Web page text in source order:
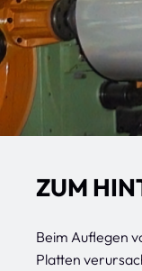
ZUM
Beim Auflegen
Platten